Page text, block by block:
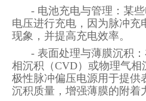
- 电池充电与管理：某
电压进行充电，因为脉冲充
现象，并提高充电效率。
- 表面处理与薄膜沉积
相沉积（CVD）或物理气相
极性脉冲偏压电源用于提供
沉积质量，增强薄膜的附着